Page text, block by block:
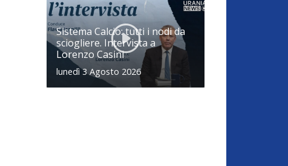
Sistema Calcio: tutti i nodi da
sciogliere. Intervista a
Lorenzo Casini
lunedì 3 Agosto 2026